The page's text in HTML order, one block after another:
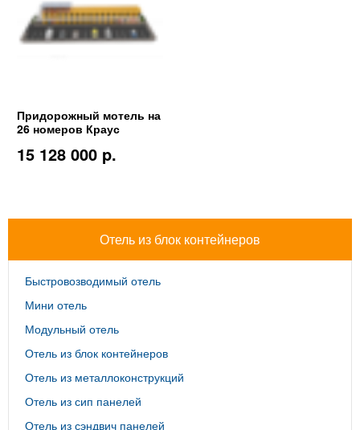
Придорожный мотель на
26 номеров Краус
15 128 000 p.
Отель из блок контейнеров
Быстровозводимый отель
Мини отель
Модульный отель
Отель из блок контейнеров
Отель из металлоконструкций
Отель из сип панелей
Отель из сэндвич панелей